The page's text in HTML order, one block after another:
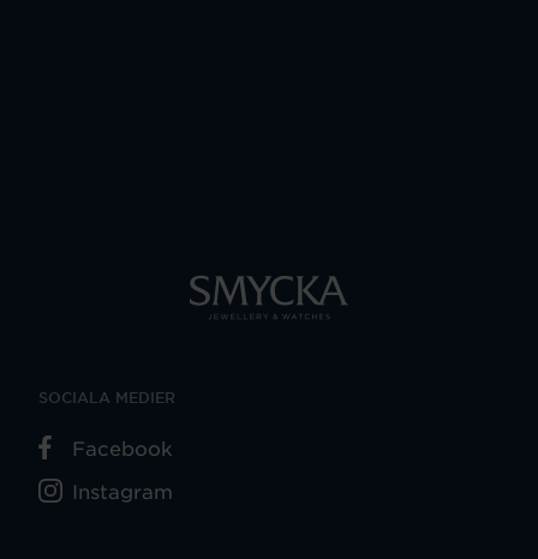
SOCIALA MEDIER
Facebook
Instagram